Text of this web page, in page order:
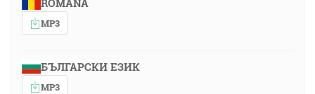
ROMÂNA
MP3
БЪЛГАРСКИ ЕЗИК
MP3